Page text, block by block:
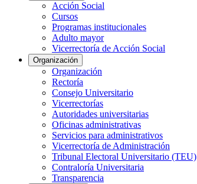
Acción Social
Cursos
Programas institucionales
Adulto mayor
Vicerrectoría de Acción Social
Organización
Organización
Rectoría
Consejo Universitario
Vicerrectorías
Autoridades universitarias
Oficinas administrativas
Servicios para administrativos
Vicerrectoría de Administración
Tribunal Electoral Universitario (TEU)
Contraloría Universitaria
Transparencia